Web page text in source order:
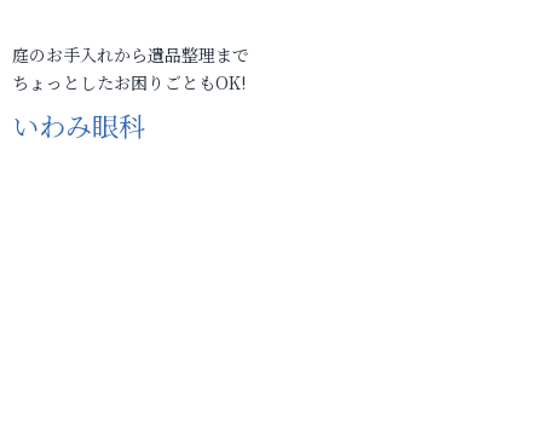
庭のお手入れから遺品整理まで
ちょっとしたお困りごともOK!
いわみ眼科